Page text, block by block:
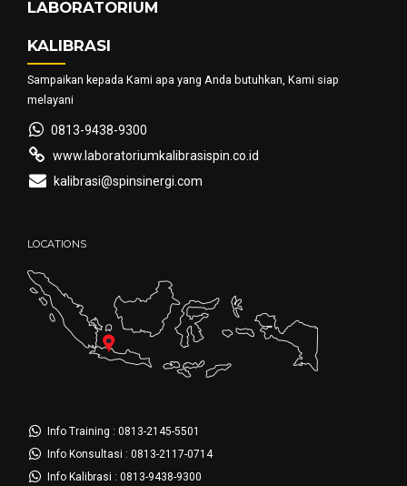
LABORATORIUM
KALIBRASI
Sampaikan kepada Kami apa yang Anda butuhkan, Kami siap
melayani
0813-9438-9300
www.laboratoriumkalibrasispin.co.id
kalibrasi@spinsinergi.com
LOCATIONS
Info Training : 0813-2145-5501
Info Konsultasi : 0813-2117-0714
Info Kalibrasi : 0813-9438-9300